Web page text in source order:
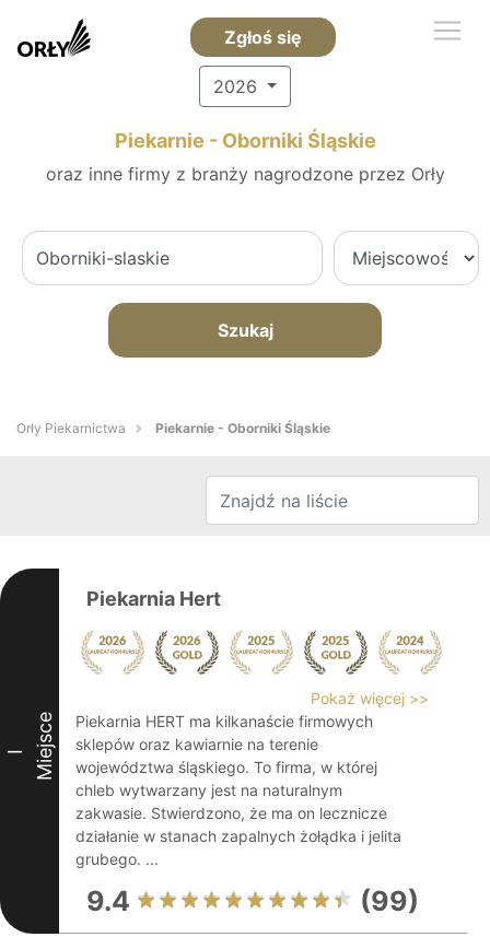
Zgłoś się
2026
Piekarnie - Oborniki Śląskie
oraz inne firmy z branży nagrodzone przez Orły
Szukaj
Orły Piekarnictwa Piekarnie - Oborniki Śląskie
I Miejsce
Piekarnia Hert
Pokaż więcej >>
Piekarnia HERT ma kilkanaście firmowych
sklepów oraz kawiarnie na terenie
województwa śląskiego. To firma, w której
chleb wytwarzany jest na naturalnym
zakwasie. Stwierdzono, że ma on lecznicze
działanie w stanach zapalnych żołądka i jelita
grubego. ...
9.4 (99)